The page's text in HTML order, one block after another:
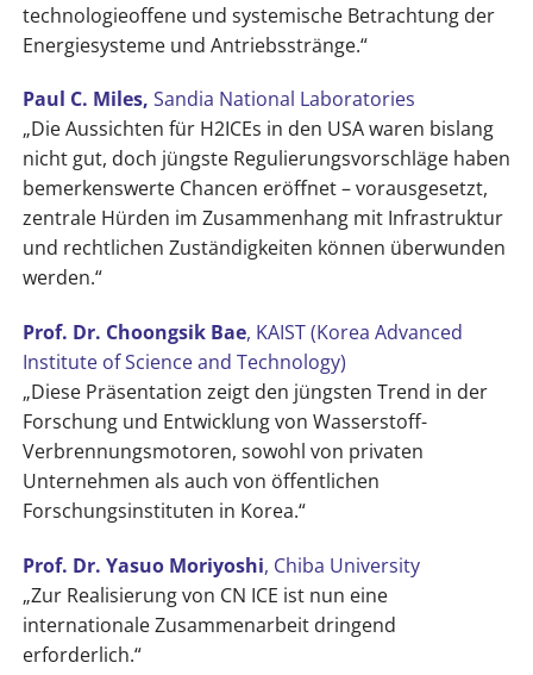
technologieoffene und systemische Betrachtung der
Energiesysteme und Antriebsstränge.“
Paul C. Miles, Sandia National Laboratories
„Die Aussichten für H2ICEs in den USA waren bislang
nicht gut, doch jüngste Regulierungsvorschläge haben
bemerkenswerte Chancen eröffnet – vorausgesetzt,
zentrale Hürden im Zusammenhang mit Infrastruktur
und rechtlichen Zuständigkeiten können überwunden
werden.“
Prof. Dr. Choongsik Bae, KAIST (Korea Advanced
Institute of Science and Technology)
„Diese Präsentation zeigt den jüngsten Trend in der
Forschung und Entwicklung von Wasserstoff-
Verbrennungsmotoren, sowohl von privaten
Unternehmen als auch von öffentlichen
Forschungsinstituten in Korea.“
Prof. Dr. Yasuo Moriyoshi, Chiba University
„Zur Realisierung von CN ICE ist nun eine
internationale Zusammenarbeit dringend
erforderlich.“